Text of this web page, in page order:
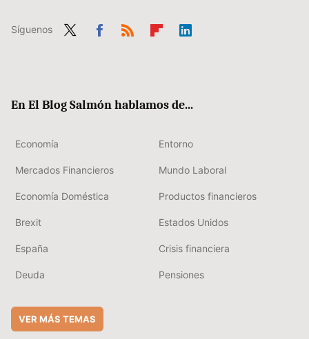
Síguenos
En El Blog Salmón hablamos de...
Economía Entorno
Mercados Financieros Mundo Laboral
Economía Doméstica Productos financieros
Brexit Estados Unidos
España Crisis financiera
Deuda Pensiones
VER MÁS TEMAS